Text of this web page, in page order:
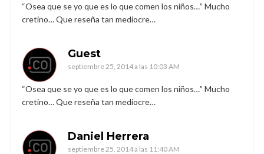
“Osea que se yo que es lo que comen los niños…” Mucho
cretino… Que reseña tan mediocre…
Guest
septiembre 25, 2014 a las 10:03 AM
“Osea que se yo que es lo que comen los niños…” Mucho
cretino… Que reseña tan mediocre…
Daniel Herrera
septiembre 25, 2014 a las 11:40 AM